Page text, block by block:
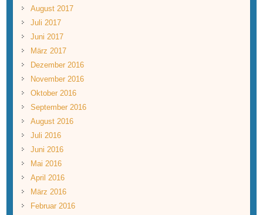
August 2017
Juli 2017
Juni 2017
März 2017
Dezember 2016
November 2016
Oktober 2016
September 2016
August 2016
Juli 2016
Juni 2016
Mai 2016
April 2016
März 2016
Februar 2016